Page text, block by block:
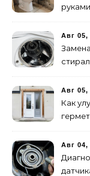
Авг 05,
Авг 05,
Как
Авг 04,